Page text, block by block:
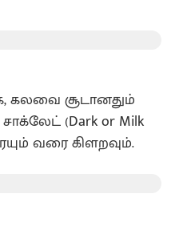
கலவை சூடானதும்
(Dark or Milk
வரை கிளறவும்.